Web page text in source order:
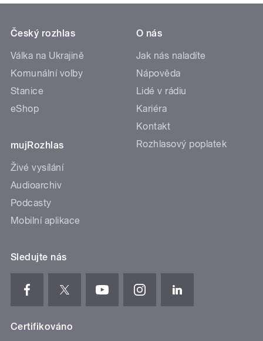
Český rozhlas
Válka na Ukrajině
Komunální volby
Stanice
eShop
mujRozhlas
Živé vysílání
Audioarchiv
Podcasty
Mobilní aplikace
O nás
Jak nás naladíte
Nápověda
Lidé v rádiu
Kariéra
Kontakt
Rozhlasový poplatek
Sledujte nás
Certifikováno